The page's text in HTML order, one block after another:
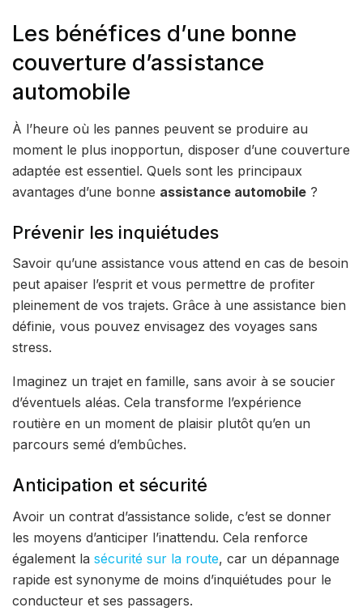
Les bénéfices d’une bonne
couverture d’assistance
automobile
À l’heure où les pannes peuvent se produire au
moment le plus inopportun, disposer d’une couverture
adaptée est essentiel. Quels sont les principaux
avantages d’une bonne assistance automobile ?
Prévenir les inquiétudes
Savoir qu’une assistance vous attend en cas de besoin
peut apaiser l’esprit et vous permettre de profiter
pleinement de vos trajets. Grâce à une assistance bien
définie, vous pouvez envisagez des voyages sans
stress.
Imaginez un trajet en famille, sans avoir à se soucier
d’éventuels aléas. Cela transforme l’expérience
routière en un moment de plaisir plutôt qu’en un
parcours semé d’embûches.
Anticipation et sécurité
Avoir un contrat d’assistance solide, c’est se donner
les moyens d’anticiper l’inattendu. Cela renforce
également la sécurité sur la route, car un dépannage
rapide est synonyme de moins d’inquiétudes pour le
conducteur et ses passagers.